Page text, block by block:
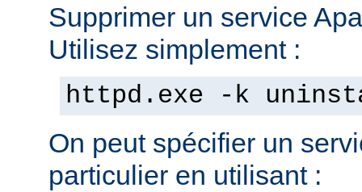
Supprimer un service
Utilisez simplement :
httpd.exe -k
On peut spécifier un
particulier en utilisant :